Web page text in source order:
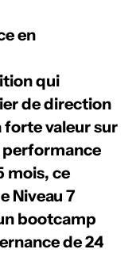
en
qui
de direction
valeur sur
performance
mois, ce
Niveau 7
bootcamp
de 24